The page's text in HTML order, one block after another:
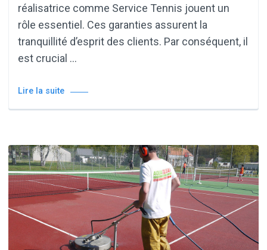
réalisatrice comme Service Tennis jouent un
rôle essentiel. Ces garanties assurent la
tranquillité d’esprit des clients. Par conséquent, il
est crucial …
Lire la suite